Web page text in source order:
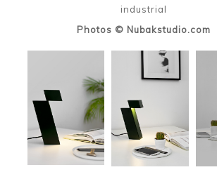
industrial
Photos © Nubakstudio.com